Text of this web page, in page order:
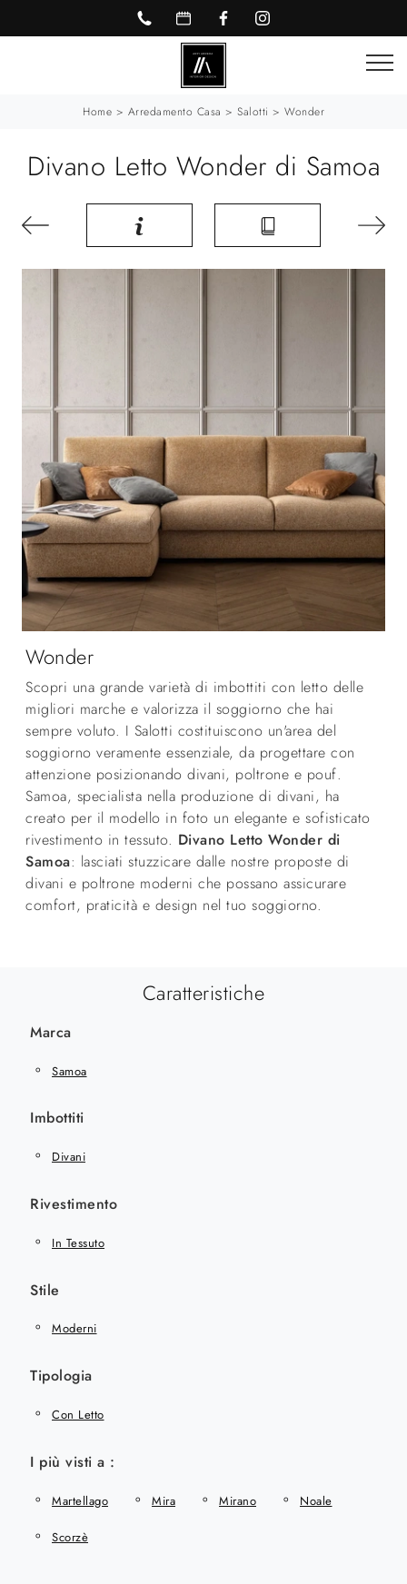
Home > Arredamento Casa > Salotti > Wonder
Divano Letto Wonder di Samoa
Wonder
Scopri una grande varietà di imbottiti con letto delle
migliori marche e valorizza il soggiorno che hai
sempre voluto. I Salotti costituiscono un'area del
soggiorno veramente essenziale, da progettare con
attenzione posizionando divani, poltrone e pouf.
Samoa, specialista nella produzione di divani, ha
creato per il modello in foto un elegante e sofisticato
rivestimento in tessuto. Divano Letto Wonder di
Samoa: lasciati stuzzicare dalle nostre proposte di
divani e poltrone moderni che possano assicurare
comfort, praticità e design nel tuo soggiorno.
Caratteristiche
Marca
Samoa
Imbottiti
Divani
Rivestimento
In Tessuto
Stile
Moderni
Tipologia
Con Letto
I più visti a :
Martellago Mira Mirano Noale
Scorzè